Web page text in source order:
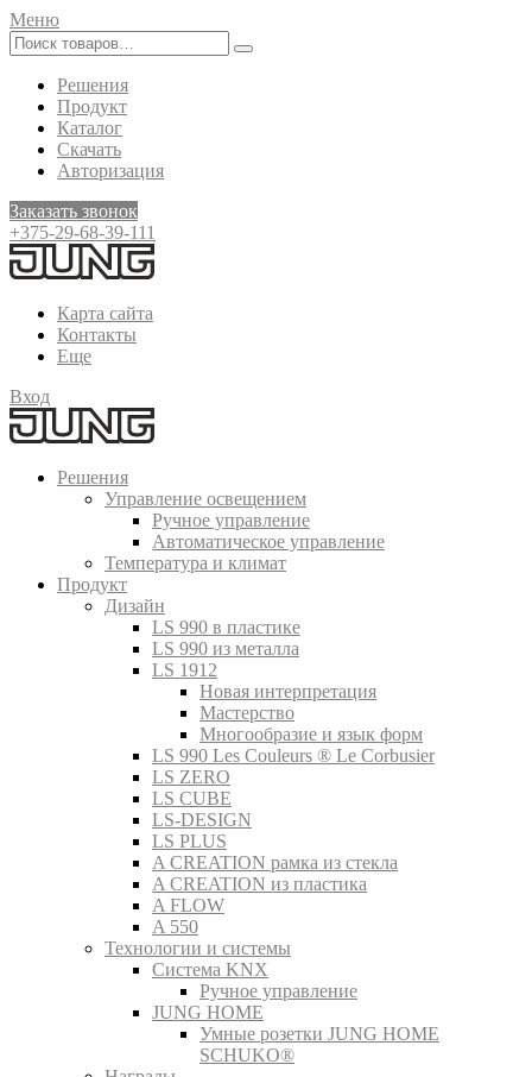
Меню
Решения
Продукт
Каталог
Скачать
Авторизация
Заказать звонок
+375-29-68-39-111
Карта сайта
Контакты
Еще
Вход
Решения
Управление освещением
Ручное управление
Автоматическое управление
Температура и климат
Продукт
Дизайн
LS 990 в пластике
LS 990 из металла
LS 1912
Новая интерпретация
Мастерство
Многообразие и язык форм
LS 990 Les Couleurs ® Le Corbusier
LS ZERO
LS CUBE
LS-DESIGN
LS PLUS
A CREATION рамка из стекла
A CREATION из пластика
A FLOW
A 550
Технологии и системы
Система KNX
Ручное управление
JUNG HOME
Умные розетки JUNG HOME
SCHUKO®